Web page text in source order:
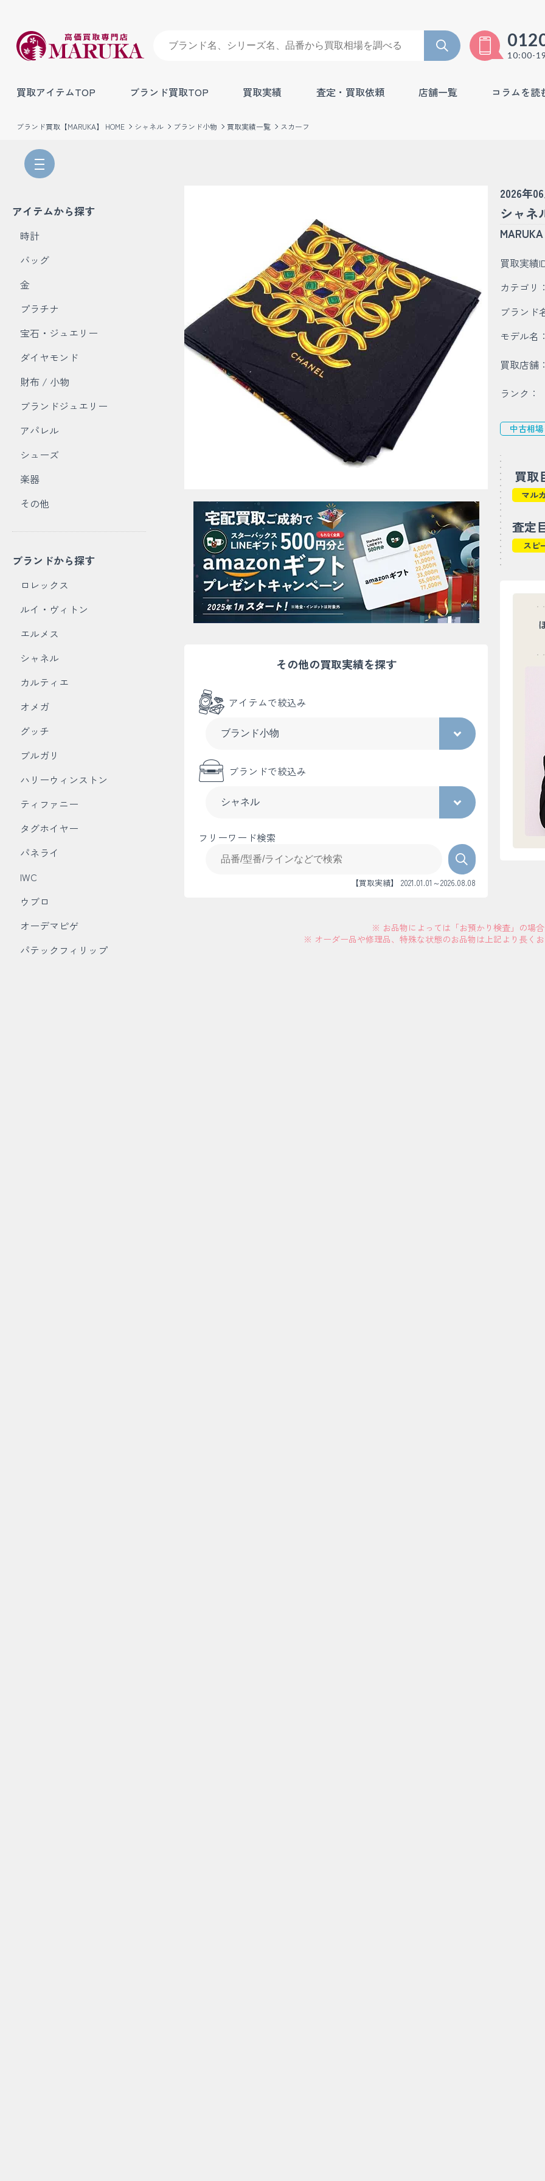
10:00-
買取アイテムTOP ブランド買取TOP 買取実績 査定・買取依頼 店舗一覧 コラムを読
ブランド買取【MARUKA】 HOME シャネル ブランド小物 買取実績一覧 スカーフ
アイテムから探す
時計
バッグ
金
プラチナ
宝石・ジュエリー
ダイヤモンド
財布 / 小物
ブランドジュエリー
アパレル
シューズ
楽器
その他
ブランドから探す
ロレックス
ルイ・ヴィトン
エルメス
シャネル
カルティエ
オメガ
グッチ
ブルガリ
ハリーウィンストン
ティファニー
タグホイヤー
パネライ
IWC
ウブロ
オーデマピゲ
パテックフィリップ
その他の買取実績を探す
アイテムで絞込み
ブランドで絞込み
フリーワード検索
【買取実績】 2021.01.01～2026.08.08
2026年
シャネ
買取実績
カテゴリ
ブランド
モデル名
買取店舗
ランク：
中古相
買取
マル
査定
スピ
※ お品物によっては「お預かり検査」の場
※ オーダー品や修理品、特殊な状態のお品物は上記より長く